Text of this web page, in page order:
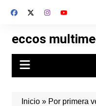
eccos
Inicio» Por primera